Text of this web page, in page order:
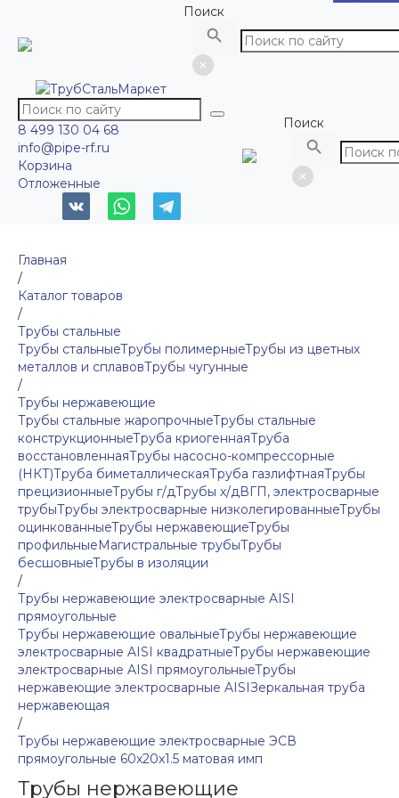
Поиск
8 499 130 04 68
info@pipe-rf.ru
Корзина
Отложенные
Поиск
Главная
/
Каталог товаров
/
Трубы стальные
Трубы стальныеТрубы полимерныеТрубы из цветных
металлов и сплавовТрубы чугунные
/
Трубы нержавеющие
Трубы стальные жаропрочныеТрубы стальные
конструкционныеТруба криогеннаяТруба
восстановленнаяТрубы насосно-компрессорные
(НКТ)Труба биметаллическаяТруба газлифтнаяТрубы
прецизионныеТрубы г/дТрубы х/дВГП, электросварные
трубыТрубы электросварные низколегированныеТрубы
оцинкованныеТрубы нержавеющиеТрубы
профильныеМагистральные трубыТрубы
бесшовныеТрубы в изоляции
/
Трубы нержавеющие электросварные AISI
прямоугольные
Трубы нержавеющие овальныеТрубы нержавеющие
электросварные AISI квадратныеТрубы нержавеющие
электросварные AISI прямоугольныеТрубы
нержавеющие электросварные AISIЗеркальная труба
нержавеющая
/
Трубы нержавеющие электросварные ЭСВ
прямоугольные 60x20x1.5 матовая имп
Трубы нержавеющие